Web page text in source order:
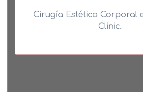
Cirugía Estética Corporal
Clinic.